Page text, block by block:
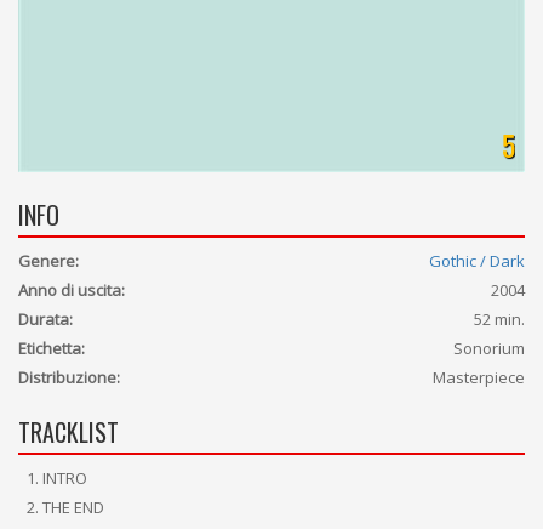
5
INFO
Genere:
Gothic / Dark
Anno di uscita:
2004
Durata:
52 min.
Etichetta:
Sonorium
Distribuzione:
Masterpiece
TRACKLIST
INTRO
THE END